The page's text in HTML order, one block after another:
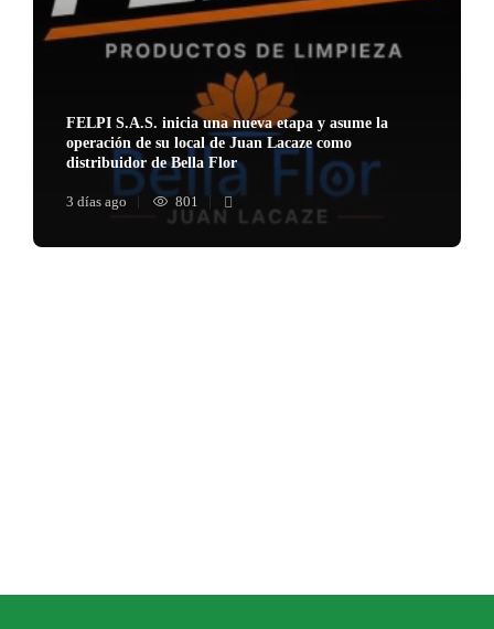
FELPI S.A.S. inicia una nueva etapa y asume la
operación de su local de Juan Lacaze como
distribuidor de Bella Flor
3 días ago 801